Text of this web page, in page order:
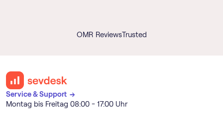
OMR ReviewsTrusted
Service & Support →
Montag bis Freitag 08:00 - 17:00 Uhr